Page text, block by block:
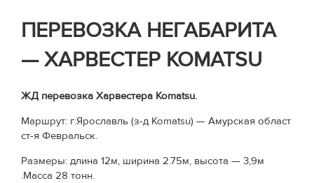
ПЕРЕВОЗКА НЕГАБАРИТА
— ХАРВЕСТЕР KOMATSU
ЖД перевозка Харвестера Komatsu.
Маршрут: г.Ярославль (з-д Komatsu) — Амурская област
ст-я Февральск.
Размеры: длина 12м, ширина 2.75м, высота — 3,9м
.Масса 28 тонн.